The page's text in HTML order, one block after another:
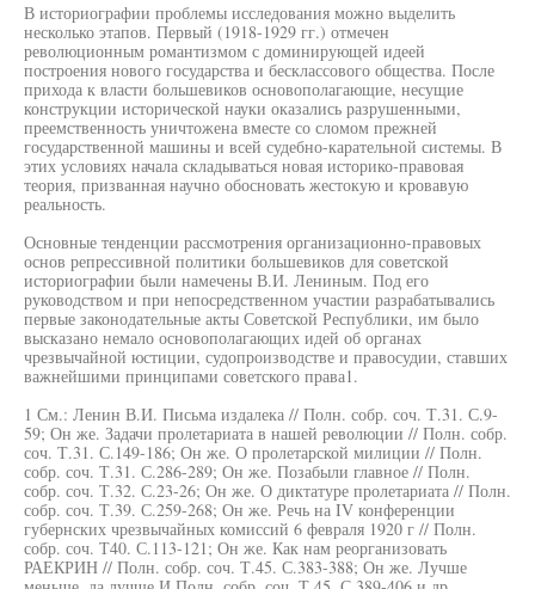
В историографии проблемы исследования можно выделить
несколько этапов. Первый (1918-1929 гг.) отмечен
революционным романтизмом с доминирующей идеей
построения нового государства и бесклассового общества. После
прихода к власти большевиков основополагающие, несущие
конструкции исторической науки оказались разрушенными,
преемственность уничтожена вместе со сломом прежней
государственной машины и всей судебно-карательной системы. В
этих условиях начала складываться новая историко-правовая
теория, призванная научно обосновать жестокую и кровавую
реальность.
Основные тенденции рассмотрения организационно-правовых
основ репрессивной политики большевиков для советской
историографии были намечены В.И. Лениным. Под его
руководством и при непосредственном участии разрабатывались
первые законодательные акты Советской Республики, им было
высказано немало основополагающих идей об органах
чрезвычайной юстиции, судопроизводстве и правосудии, ставших
важнейшими принципами советского права1.
1 См.: Ленин В.И. Письма издалека // Полн. собр. соч. Т.31. С.9-
59; Он же. Задачи пролетариата в нашей революции // Полн. собр.
соч. Т.31. С.149-186; Он же. О пролетарской милиции // Полн.
собр. соч. Т.31. С.286-289; Он же. Позабыли главное // Полн.
собр. соч. Т.32. С.23-26; Он же. О диктатуре пролетариата // Полн.
собр. соч. Т.39. С.259-268; Он же. Речь на IV конференции
губернских чрезвычайных комиссий 6 февраля 1920 г // Полн.
собр. соч. Т40. С.113-121; Он же. Как нам реорганизовать
РАЕКРИН // Полн. собр. соч. Т.45. С.383-388; Он же. Лучше